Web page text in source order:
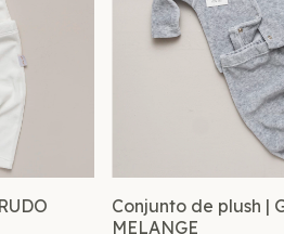
Conjunto de plush |
MELANGE